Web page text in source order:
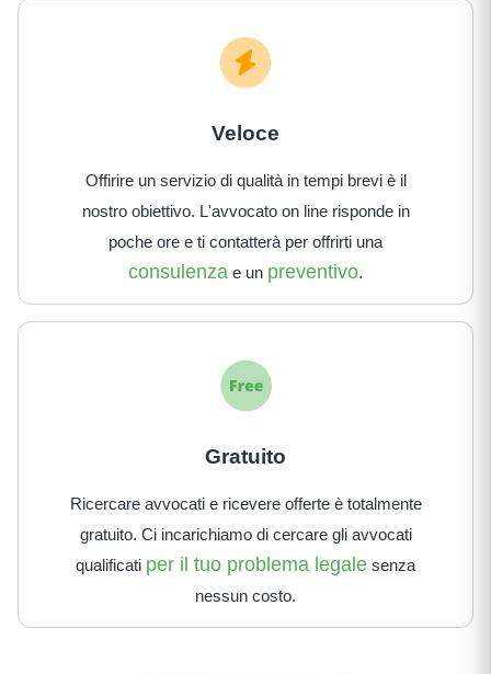
Veloce
Offirire un servizio di qualità in tempi brevi è il
nostro obiettivo. L'avvocato on line risponde in
poche ore e ti contatterà per offrirti una
consulenza e un preventivo.
Gratuito
Ricercare avvocati e ricevere offerte è totalmente
gratuito. Ci incarichiamo di cercare gli avvocati
qualificati per il tuo problema legale senza
nessun costo.